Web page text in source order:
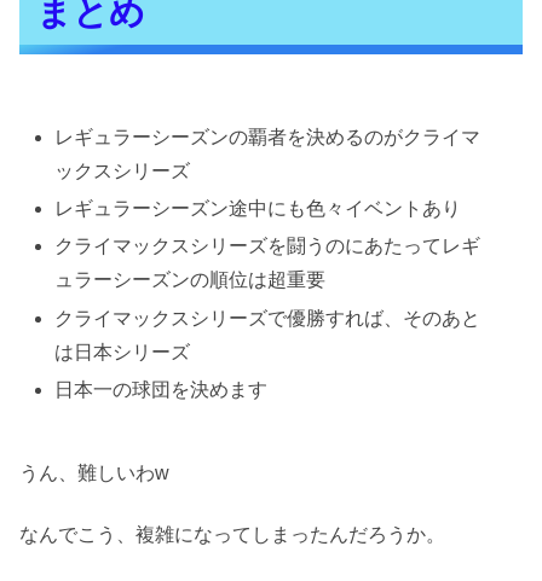
まとめ
レギュラーシーズンの覇者を決めるのがクライマ
ックスシリーズ
レギュラーシーズン途中にも色々イベントあり
クライマックスシリーズを闘うのにあたってレギ
ュラーシーズンの順位は超重要
クライマックスシリーズで優勝すれば、そのあと
は日本シリーズ
日本一の球団を決めます
うん、難しいわw
なんでこう、複雑になってしまったんだろうか。